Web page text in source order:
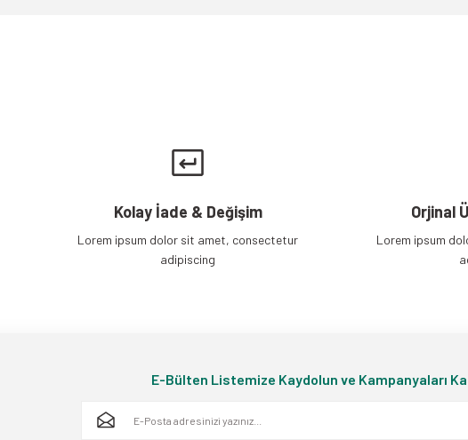
Kolay İade & Değişim
Lorem ipsum dolor sit amet, consectetur
adipiscing
Orjinal
Lorem ipsum
E-Bülten Listemize Kaydolun ve Kampanyaları